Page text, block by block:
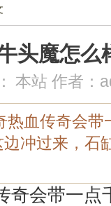
头魔怎么
本站 作者：
热血传奇会带
冲过来，石
奇会带一点